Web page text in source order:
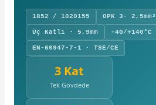
1852 / 1020155 OPK 3- 2,5mm²
Üç Katlı · 5,9mm -40/+140°C
EN-60947-7-1 · TSE/CE
3 Kat
Tek Gövdede